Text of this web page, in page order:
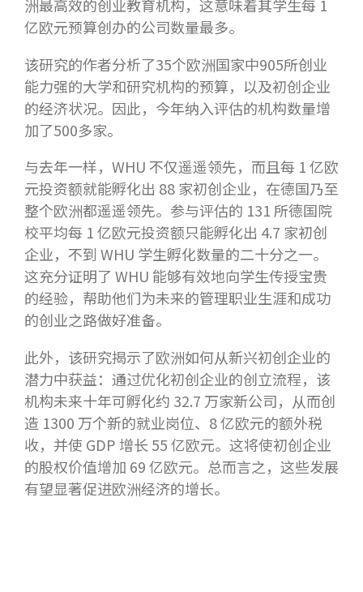
洲最高效的创业教育机构，这意味着其学生每 1
亿欧元预算创办的公司数量最多。
该研究的作者分析了35个欧洲国家中905所创业
能力强的大学和研究机构的预算，以及初创企业
的经济状况。因此，今年纳入评估的机构数量增
加了500多家。
与去年一样，WHU 不仅遥遥领先，而且每 1 亿欧
元投资额就能孵化出 88 家初创企业，在德国乃至
整个欧洲都遥遥领先。参与评估的 131 所德国院
校平均每 1 亿欧元投资额只能孵化出 4.7 家初创
企业，不到 WHU 学生孵化数量的二十分之一。
这充分证明了 WHU 能够有效地向学生传授宝贵
的经验，帮助他们为未来的管理职业生涯和成功
的创业之路做好准备。
此外，该研究揭示了欧洲如何从新兴初创企业的
潜力中获益：通过优化初创企业的创立流程，该
机构未来十年可孵化约 32.7 万家新公司，从而创
造 1300 万个新的就业岗位、8 亿欧元的额外税
收，并使 GDP 增长 55 亿欧元。这将使初创企业
的股权价值增加 69 亿欧元。总而言之，这些发展
有望显著促进欧洲经济的增长。